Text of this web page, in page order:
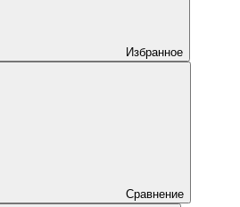
Избранное
Сравнение